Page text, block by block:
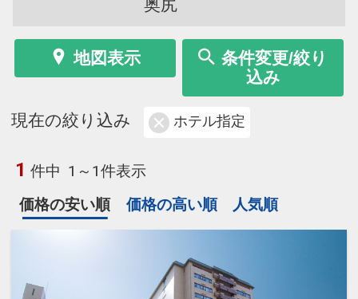
奥尻
地図表示
条件変更/絞り
込み
現在の絞り込み ホテル指定
1 件中 1～1件表示
価格の安い順
価格の高い順 人気順